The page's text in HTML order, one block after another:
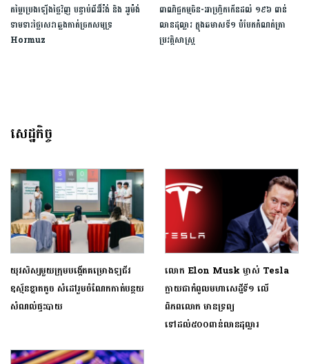
តម្លៃប្រេងឡើងថ្លៃវិញ បន្ទាប់ពីអ៊ីរ៉ង់ និង អូម៉ង់
ទាមទារថ្លៃសេវាឆ្លងកាត់ច្រកសមុទ្រ
Hormuz
ពាណិជ្ជកម្ម​ចិន​-​អាហ្វ្រិក​កើន​ដល់​ ​១៩៦​ ​ពាន់​
លាន​ដុល្លារ​ ក្នុង​ឆមាស​ទី​១​ ​បំបែក​កំណត់ត្រា​
ប្រវត្តិសាស្ត្រ​
សេដ្ឋកិច្ច
យុវសិស្សមួយក្រុមបង្កើតគម្រោងឡជីវ
ឧស្ម័នខ្នាតតូច សំដៅរួមចំណែកកាត់បន្ថយ
សំណល់ផ្ទះបាយ
លោក Elon Musk ម្ចាស់ Tesla
ក្លាយជាកំពូលមហាសេដ្ឋីទី១ លើ
ពិភពលោក មានទ្រព្យ
ទៅដល់៥០០ពាន់លានដុល្លារ